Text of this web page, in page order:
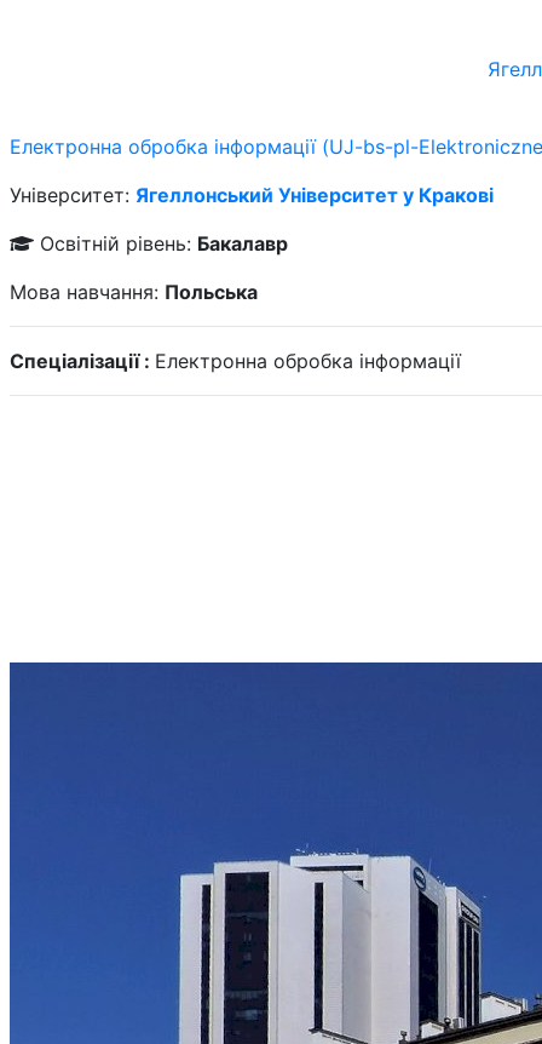
Електронна обробка інформації (UJ-bs-pl-
Університет: Ягеллонський Університет у Кракові
Освітній рівень: Бакалавр
Мова навчання: Польська
Спеціалізації : Електронна обробка інформації